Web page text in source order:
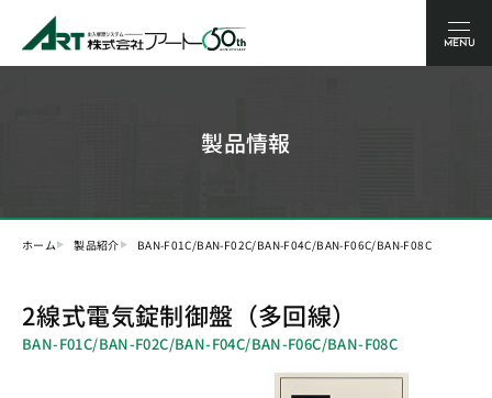
MENU
製品情報
ホーム 製品紹介 BAN-F01C/BAN-F02C/BAN-F04C/BAN-F06C/BAN-F08C
2線式電気錠制御盤（多回線）
BAN-F01C/BAN-F02C/BAN-F04C/BAN-F06C/BAN-F08C